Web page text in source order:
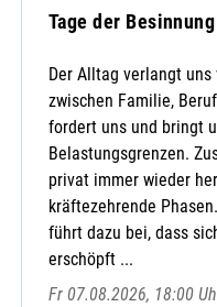
Tage der
Der Alltag verlangt
zwischen Familie,
fordert uns und bringt
Belastungsgrenzen.
privat immer wieder
kräftezehrende
führt dazu bei, dass
erschöpft ...
Fr 07.08.2026, 18:00